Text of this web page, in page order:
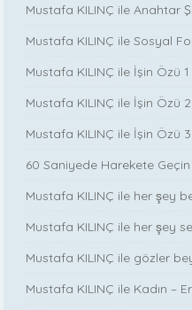
Mustafa KILINÇ ile Anahtar
Mustafa KILINÇ ile Sosyal
Mustafa KILINÇ ile İşin Özü 1
Mustafa KILINÇ ile İşin Özü 2
Mustafa KILINÇ ile İşin Özü 3
60 Saniyede Harekete Geçin
Mustafa KILINÇ ile her şey
Mustafa KILINÇ ile her şey
Mustafa KILINÇ ile gözler
Mustafa KILINÇ ile Kadın –